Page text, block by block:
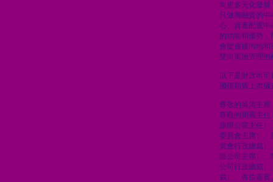
向更多元化發
只做籌融資的
心、資產配置中
的功能和優勢
會從連接內地和
雙向風險管理的
以下是財政司
國債期貨上市
尊敬的吳清主席
尊敬的周霽主任
絡辦公室主任）
委員會主席）、
員會行政總裁
限公司主席）
公司行政總裁）
裁）、各位嘉賓